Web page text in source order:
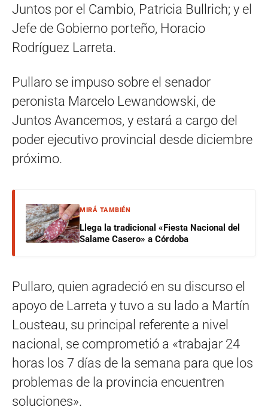
Juntos por el Cambio, Patricia Bullrich; y el
Jefe de Gobierno porteño, Horacio
Rodríguez Larreta.
Pullaro se impuso sobre el senador
peronista Marcelo Lewandowski, de
Juntos Avancemos, y estará a cargo del
poder ejecutivo provincial desde diciembre
próximo.
MIRÁ TAMBIÉN
Llega la tradicional «Fiesta Nacional del
Salame Casero» a Córdoba
Pullaro, quien agradeció en su discurso el
apoyo de Larreta y tuvo a su lado a Martín
Lousteau, su principal referente a nivel
nacional, se comprometió a «trabajar 24
horas los 7 días de la semana para que los
problemas de la provincia encuentren
soluciones».